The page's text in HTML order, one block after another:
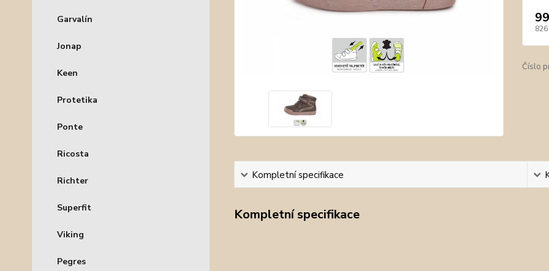
Garvalín
Jonap
Keen
Protetika
Ponte
Ricosta
Richter
Superfit
Viking
Pegres
826
Číslo
Kompletní specifikace
Kompletní specifikace